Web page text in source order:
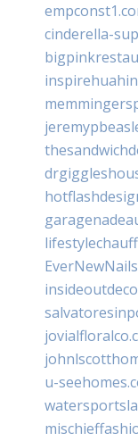
cinderella-
u-